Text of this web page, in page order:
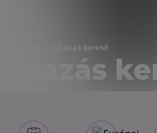
Utazás kereső
Utazás